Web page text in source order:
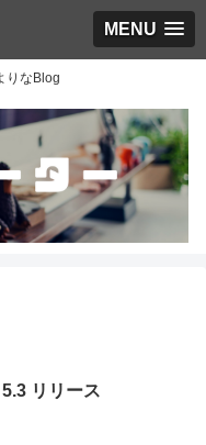
MENU
りなBlog
リリース